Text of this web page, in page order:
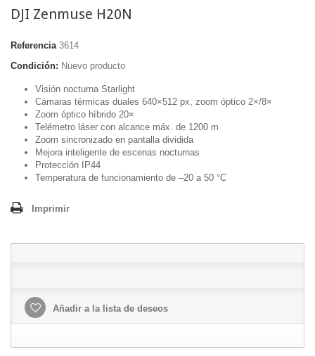
DJI Zenmuse H20N
Referencia 3614
Condición: Nuevo producto
Visión nocturna Starlight
Cámaras térmicas duales 640×512 px, zoom óptico 2×/8×
Zoom óptico híbrido 20×
Telémetro láser con alcance máx. de 1200 m
Zoom sincronizado en pantalla dividida
Mejora inteligente de escenas nocturnas
Protección IP44
Temperatura de funcionamiento de –20 a 50 °C
Imprimir
Añadir a la lista de deseos